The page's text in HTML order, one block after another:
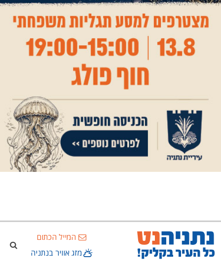
המייל הכתום
מזג אוויר בנתניה